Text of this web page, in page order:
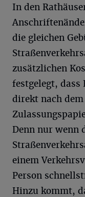
In den
die gleichen
zusätzlichen
festgelegt, dass
direkt nach
Denn nur wenn
einem
Person
Hinzu kommt,